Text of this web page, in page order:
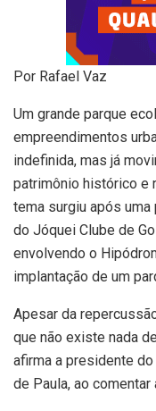
Por Rafael Vaz
Um grande parque
empreendimentos
indefinida, mas já
patrimônio histórico e
tema surgiu após
do Jóquei Clube de
envolvendo o
implantação de um
Apesar da
que não existe nada
afirma a presidente
de Paula, ao